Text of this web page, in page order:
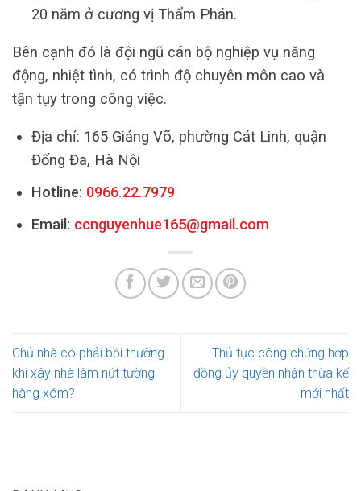
20 năm ở cương vị Thẩm Phán.
Bên cạnh đó là đội ngũ cán bộ nghiệp vụ năng
động, nhiệt tình, có trình độ chuyên môn cao và
tận tụy trong công việc.
Địa chỉ: 165 Giảng Võ, phường Cát Linh, quận
Đống Đa, Hà Nội
Hotline: 0966.22.7979
Email: ccnguyenhue165@gmail.com
Chủ nhà có phải bồi thường
khi xây nhà làm nứt tường
hàng xóm?
Thủ tục công chứng hợp
đồng ủy quyền nhận thừa kế
mới nhất